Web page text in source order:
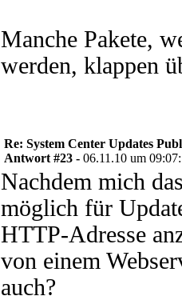
Manche Pakete,
werden, klappen
Re: System Center Updates
Antwort #23 - 06.11.10 um
Nachdem mich
möglich für
HTTP-Adresse
von einem
auch?